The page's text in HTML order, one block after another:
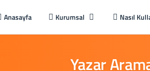
Anasayfa Kurumsal Nasıl
Yazar